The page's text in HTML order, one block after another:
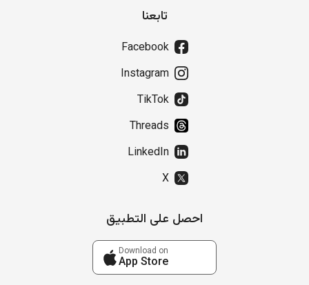
تابعنا
Facebook
Instagram
TikTok
Threads
LinkedIn
X
احصل على التطبيق
Download on
App Store